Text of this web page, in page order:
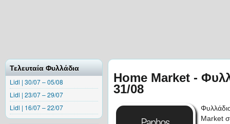
Τελευταία Φυλλάδια
Lidl | 30/07 – 05/08
Lidl | 23/07 – 29/07
Lidl | 16/07 – 22/07
Home Market -
31/08
Market